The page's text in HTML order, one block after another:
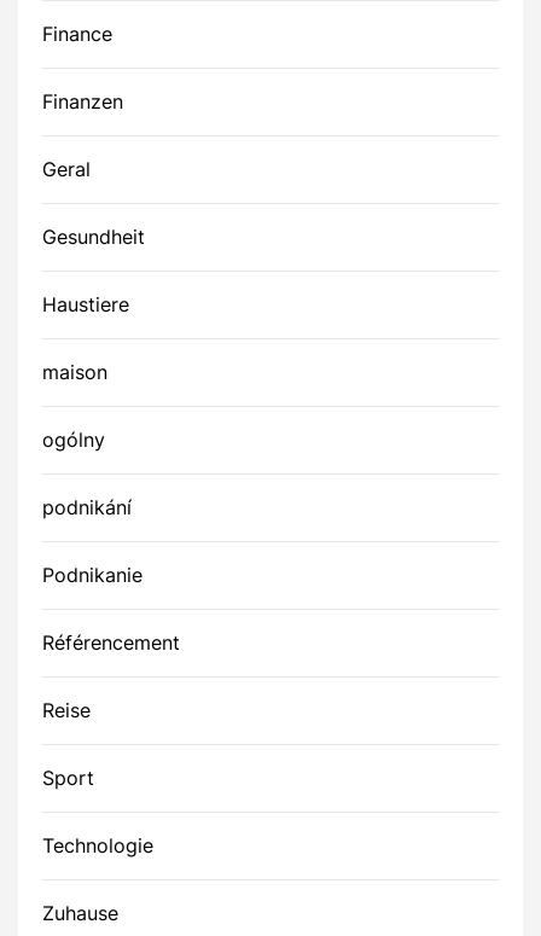
Finance
Finanzen
Geral
Gesundheit
Haustiere
maison
ogólny
podnikání
Podnikanie
Référencement
Reise
Sport
Technologie
Zuhause